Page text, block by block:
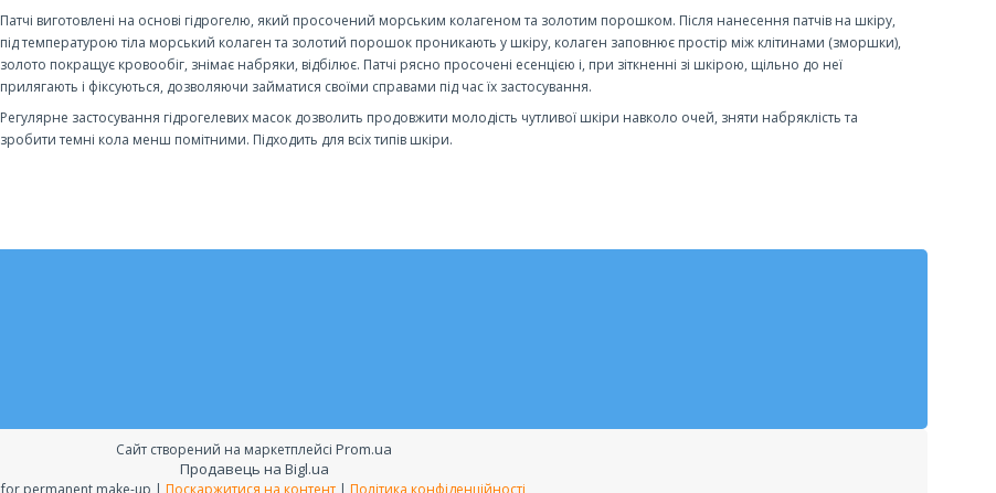
Патчі виготовлені на основі гідрогелю, який просочений морським колагеном та золотим порошком. Після нанесення патчів на шкіру,
під температурою тіла морський колаген та золотий порошок проникають у шкіру, колаген заповнює простір між клітинами (зморшки),
золото покращує кровообіг, знімає набряки, відбілює. Патчі рясно просочені есенцією і, при зіткненні зі шкірою, щільно до неї
прилягають і фіксуються, дозволяючи займатися своїми справами під час їх застосування.
Регулярне застосування гідрогелевих масок дозволить продовжити молодість чутливої шкіри навколо очей, зняти набряклість та
зробити темні кола менш помітними. Підходить для всіх типів шкіри.
Сайт створений на маркетплейсі Prom.ua
Продавець на Bigl.ua
All for permanent make-up | Поскаржитися на контент | Політика конфіденційності